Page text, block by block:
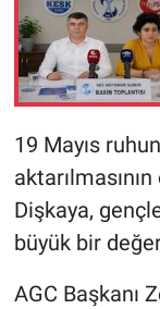
19 Mayıs
Dişkaya,
büyük bir
AGC Başkanı